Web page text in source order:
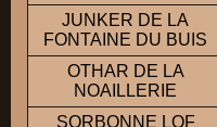
JUNKER DE LA
FONTAINE DU BUIS
OTHAR DE LA
NOAILLERIE
SORBONNE LOF